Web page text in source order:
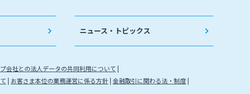
ニュース・トピックス
会社との法人データの共同利用について
お客さま本位の業務運営に係る方針 金融取引に関わる法・制度